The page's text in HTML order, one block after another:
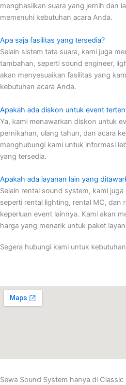
menghasilkan suara yang jernih dan
memenuhi kebutuhan acara Anda.
Apa saja fasilitas yang tersedia?
Selain sistem tata suara, kami juga
tambahan, seperti sound engineer,
akan menyesuaikan fasilitas yang
kebutuhan acara Anda.
Apakah ada diskon untuk event
Ya, kami menawarkan diskon untuk
pernikahan, ulang tahun, dan acara
menghubungi kami untuk informasi
yang tersedia.
Apakah ada layanan lain yang
Selain rental sound system, kami
seperti rental lighting, rental MC, dan
keperluan event lainnya. Kami akan
harga yang menarik untuk paket
Segera hubungi kami untuk
Sewa Sound System hanya di